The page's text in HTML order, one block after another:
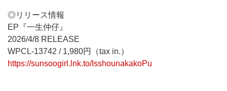
◎リリース情報
EP『一生仲仔』
2026/4/8 RELEASE
WPCL-13742 / 1,980円（tax in.）
https://sunsoogirl.lnk.to/IsshounakakoPu